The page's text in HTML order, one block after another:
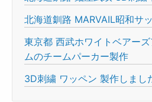
北海道釧路 MARVAIL昭和サ
東京都 西武ホワイトベアー
ムのチームパーカー製作
3D刺繍 ワッペン 製作しまし